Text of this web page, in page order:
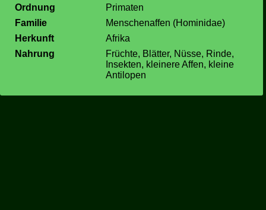
Ordnung
Primaten
Familie
Menschenaffen (Hominidae)
Herkunft
Afrika
Nahrung
Früchte, Blätter, Nüsse, Rinde,
Insekten, kleinere Affen, kleine
Antilopen